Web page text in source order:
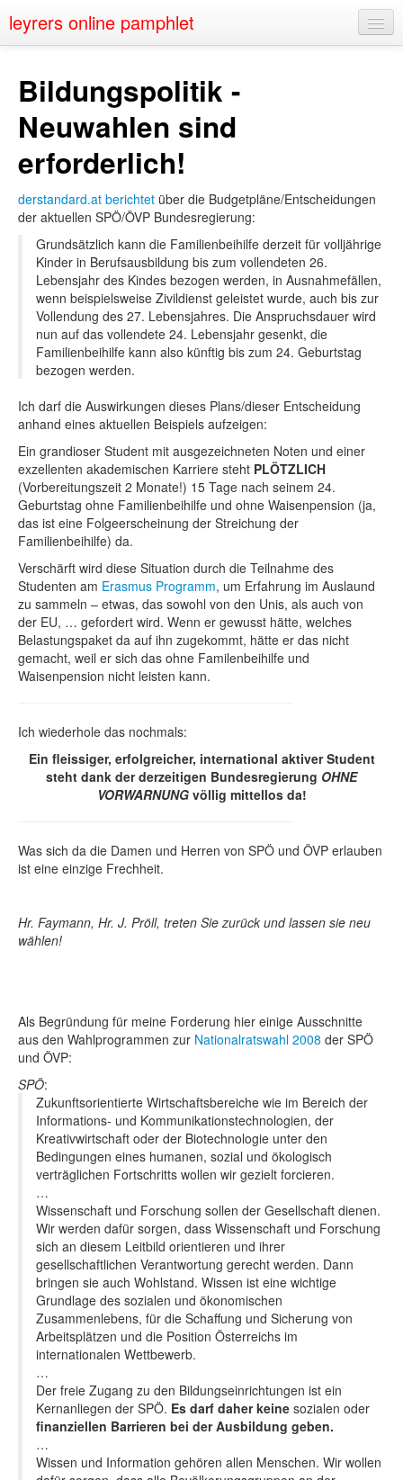
leyrers online pamphlet
About
Public Speaking
Nerd Events
Contact
Bildungspolitik -
Neuwahlen sind
erforderlich!
derstandard.at berichtet über die Budgetpläne/Entscheidungen
der aktuellen SPÖ/ÖVP Bundesregierung:
Grundsätzlich kann die Familienbeihilfe derzeit für volljährige
Kinder in Berufsausbildung bis zum vollendeten 26.
Lebensjahr des Kindes bezogen werden, in Ausnahmefällen,
wenn beispielsweise Zivildienst geleistet wurde, auch bis zur
Vollendung des 27. Lebensjahres. Die Anspruchsdauer wird
nun auf das vollendete 24. Lebensjahr gesenkt, die
Familienbeihilfe kann also künftig bis zum 24. Geburtstag
bezogen werden.
Ich darf die Auswirkungen dieses Plans/dieser Entscheidung
anhand eines aktuellen Beispiels aufzeigen:
Ein grandioser Student mit ausgezeichneten Noten und einer
exzellenten akademischen Karriere steht PLÖTZLICH
(Vorbereitungszeit 2 Monate!) 15 Tage nach seinem 24.
Geburtstag ohne Familienbeihilfe und ohne Waisenpension (ja,
das ist eine Folgeerscheinung der Streichung der
Familienbeihilfe) da.
Verschärft wird diese Situation durch die Teilnahme des
Studenten am Erasmus Programm, um Erfahrung im Auslaund
zu sammeln – etwas, das sowohl von den Unis, als auch von
der EU, … gefordert wird. Wenn er gewusst hätte, welches
Belastungspaket da auf ihn zugekommt, hätte er das nicht
gemacht, weil er sich das ohne Familenbeihilfe und
Waisenpension nicht leisten kann.
Ich wiederhole das nochmals:
Ein fleissiger, erfolgreicher, international aktiver Student
steht dank der derzeitigen Bundesregierung OHNE
VORWARNUNGvöllig mittellos da!
Was sich da die Damen und Herren von SPÖ und ÖVP erlauben
ist eine einzige Frechheit.
Hr. Faymann, Hr. J. Pröll, treten Sie zurück und lassen sie neu
wählen!
Als Begründung für meine Forderung hier einige Ausschnitte
aus den Wahlprogrammen zur Nationalratswahl 2008 der SPÖ
und ÖVP:
SPÖ:
Zukunftsorientierte Wirtschaftsbereiche wie im Bereich der
Informations- und Kommunikationstechnologien, der
Kreativwirtschaft oder der Biotechnologie unter den
Bedingungen eines humanen, sozial und ökologisch
verträglichen Fortschritts wollen wir gezielt forcieren.
…
Wissenschaft und Forschung sollen der Gesellschaft dienen.
Wir werden dafür sorgen, dass Wissenschaft und Forschung
sich an diesem Leitbild orientieren und ihrer
gesellschaftlichen Verantwortung gerecht werden. Dann
bringen sie auch Wohlstand. Wissen ist eine wichtige
Grundlage des sozialen und ökonomischen
Zusammenlebens, für die Schaffung und Sicherung von
Arbeitsplätzen und die Position Österreichs im
internationalen Wettbewerb.
…
Der freie Zugang zu den Bildungseinrichtungen ist ein
Kernanliegen der SPÖ. Es darf daher keine sozialen oder
finanziellen Barrieren bei der Ausbildung geben.
…
Wissen und Information gehören allen Menschen. Wir wollen